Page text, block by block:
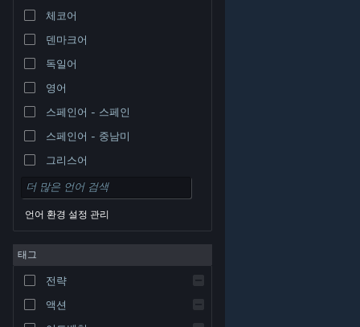
© Valve Corporation. 모든 권리 보유. 모든 상표는 미국
및 기타 국가에서 각각 해당 소유자의 재산입니다.
환불| 쿠키
체코어
덴마크어
독일어
영어
스페인어 - 스페인
스페인어 - 중남미
그리스어
언어 환경 설정 관리
태그
전략
액션